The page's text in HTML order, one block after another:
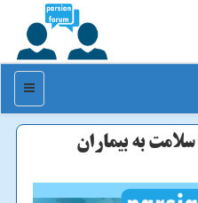
منو
به بیماران